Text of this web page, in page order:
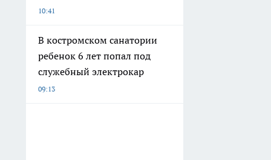
10:41
В костромском санатории
ребенок 6 лет попал под
служебный электрокар
09:13